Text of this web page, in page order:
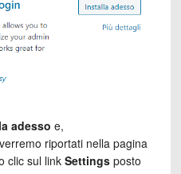
adesso e,
riportati nella pagina
clic sul link Settingsposto